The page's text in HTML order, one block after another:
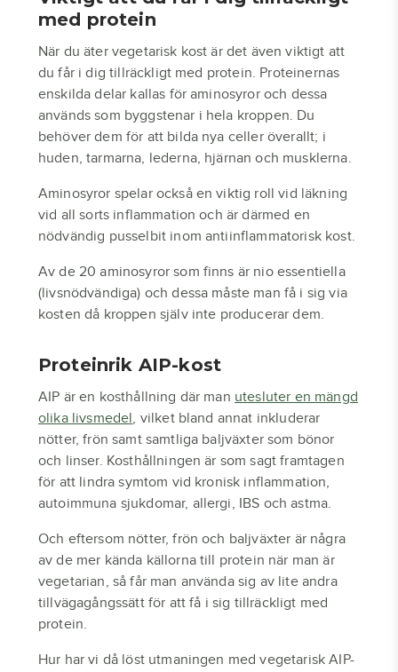
med protein
När du äter vegetarisk kost är det även viktigt att
du får i dig tillräckligt med protein. Proteinernas
enskilda delar kallas för aminosyror och dessa
används som byggstenar i hela kroppen. Du
behöver dem för att bilda nya celler överallt; i
huden, tarmarna, lederna, hjärnan och musklerna.
Aminosyror spelar också en viktig roll vid läkning
vid all sorts inflammation och är därmed en
nödvändig pusselbit inom antiinflammatorisk kost.
Av de 20 aminosyror som finns är nio essentiella
(livsnödvändiga) och dessa måste man få i sig via
kosten då kroppen själv inte producerar dem.
Proteinrik AIP-kost
AIP är en kosthållning där man utesluter en mängd
olika livsmedel, vilket bland annat inkluderar
nötter, frön samt samtliga baljväxter som bönor
och linser. Kosthållningen är som sagt framtagen
för att lindra symtom vid kronisk inflammation,
autoimmuna sjukdomar, allergi, IBS och astma.
Och eftersom nötter, frön och baljväxter är några
av de mer kända källorna till protein när man är
vegetarian, så får man använda sig av lite andra
tillvägagångssätt för att få i sig tillräckligt med
protein.
Hur har vi då löst utmaningen med vegetarisk AIP-